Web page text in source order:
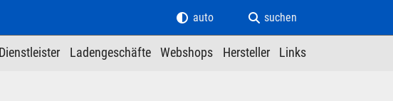
Dienstleister Ladengeschäfte Webshops Hersteller Links
suchen
auto